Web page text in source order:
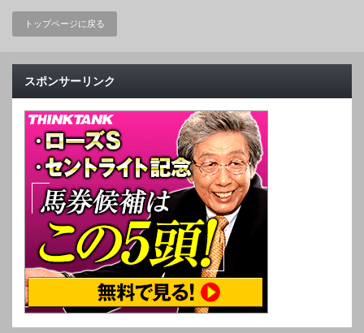
トップページに戻る
スポンサーリンク